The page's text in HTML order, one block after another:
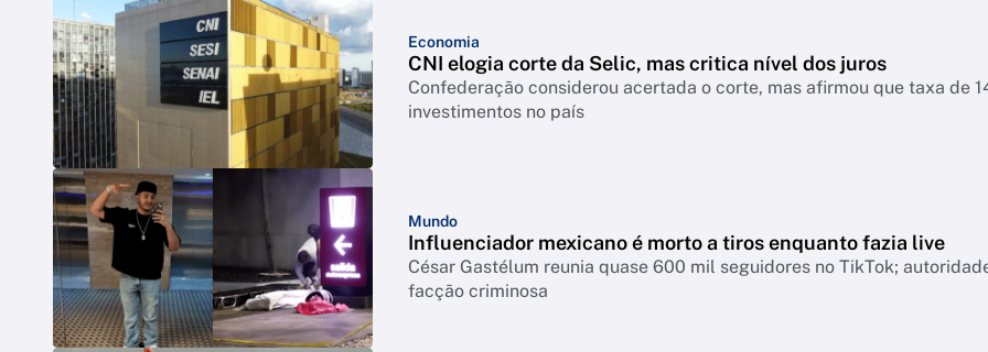
Economia
CNI elogia corte da Selic, mas critica nível dos juros
Confederação considerou acertada o corte, mas afirmou que taxa de 14% continua pressionando empresas,
investimentos no país
Mundo
Influenciador mexicano é morto a tiros enquanto fazia live
César Gastélum reunia quase 600 mil seguidores no TikTok;
facção criminosa